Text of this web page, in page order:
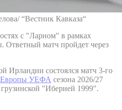
“Вестник Кавказа“
с "Ларном" в рамках
матч пройдет через
Ирландии состоялся матч 3-го
УЕФА сезона 2026/27
"Иберией 1999".